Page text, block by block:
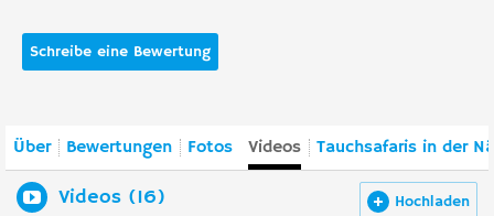
Schreibe eine Bewertung
Über Bewertungen Fotos Videos Tauchsafaris in der
Hochladen
Videos (16)